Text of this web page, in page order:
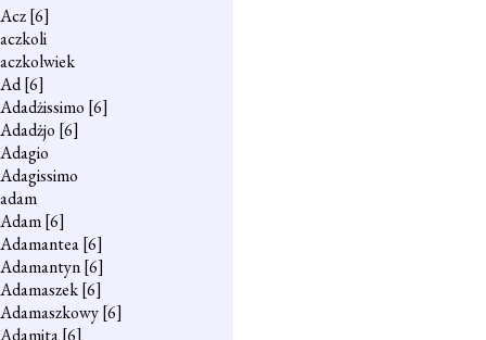
Acz[6]
aczkoli
aczkolwiek
Ad[6]
Adadżissimo [6]
Adadżjo [6]
Adagio
Adagissimo
adam
Adam[6]
Adamantea[6]
Adamantyn[6]
Adamaszek[6]
Adamaszkowy[6]
Adamita[6]